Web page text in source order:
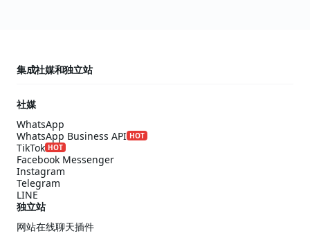
集成社媒和独立站
社媒
WhatsApp
WhatsApp Business API HOT
TikTok HOT
Facebook Messenger
Instagram
Telegram
LINE
独立站
网站在线聊天插件